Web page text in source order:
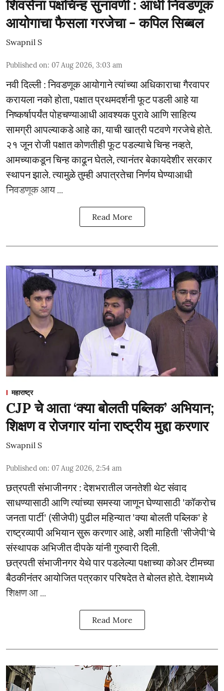
शिवसेना पक्षचिन्ह सुनावणी : आधी निवडणूक
आयोगाचा फैसला गरजेचा - कपिल सिब्बल
Swapnil S
Published on: 07 Aug 2026, 3:03 am
नवी दिल्ली : निवडणूक आयोगाने त्यांच्या अधिकाराचा गैरवापर
करायला नको होता, पक्षात प्रथमदर्शनी फूट पडली आहे या
निष्कर्षापर्यंत पोहचण्याआधी आवश्यक पुरावे आणि साहित्य
सामग्री आपल्याकडे आहे का, याची खात्री पटवणे गरजेचे होते.
२१ जून रोजी पक्षात कोणतीही फूट पडल्याचे चिन्ह नव्हते,
आमच्याकडून चिन्ह काढून घेतले, त्यानंतर बेकायदेशीर सरकार
स्थापन झाले. त्यामुळे तुम्ही अपात्रतेचा निर्णय घेण्याआधी
निवडणूक आय ...
Read More
महाराष्ट्र
CJP चे आता ‘क्या बोलती पब्लिक’ अभियान;
शिक्षण व रोजगार यांना राष्ट्रीय मुद्दा करणार
Swapnil S
Published on: 07 Aug 2026, 2:54 am
छत्रपती संभाजीनगर : देशभरातील जनतेशी थेट संवाद
साधण्यासाठी आणि त्यांच्या समस्या जाणून घेण्यासाठी 'कॉकरोच
जनता पार्टी' (सीजेपी) पुढील महिन्यात 'क्या बोलती पब्लिक' हे
राष्ट्रव्यापी अभियान सुरू करणार आहे, अशी माहिती 'सीजेपी'चे
संस्थापक अभिजीत दीपके यांनी गुरुवारी दिली.
छत्रपती संभाजीनगर येथे पार पडलेल्या पक्षाच्या कोअर टीमच्या
बैठकीनंतर आयोजित पत्रकार परिषदेत ते बोलत होते. देशामध्ये
शिक्षण आ ...
Read More